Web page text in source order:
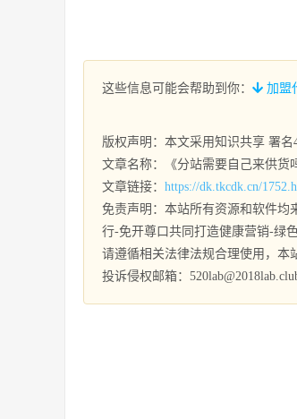
这些信息可能会帮助到你： 加盟
版权声明：本文采用知识共享 署
文章名称：《分站需要自己来供货
文章链接： https://dk.tkcdk.cn/
免责声明：本站所有资源和软件均
行-免开尊口共同打造健康营销-绿
请遵循相关法律法规合理使用，本
投诉侵权邮箱：